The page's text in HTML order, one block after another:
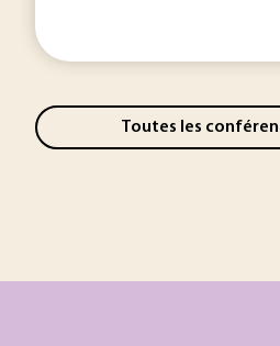
Toutes les